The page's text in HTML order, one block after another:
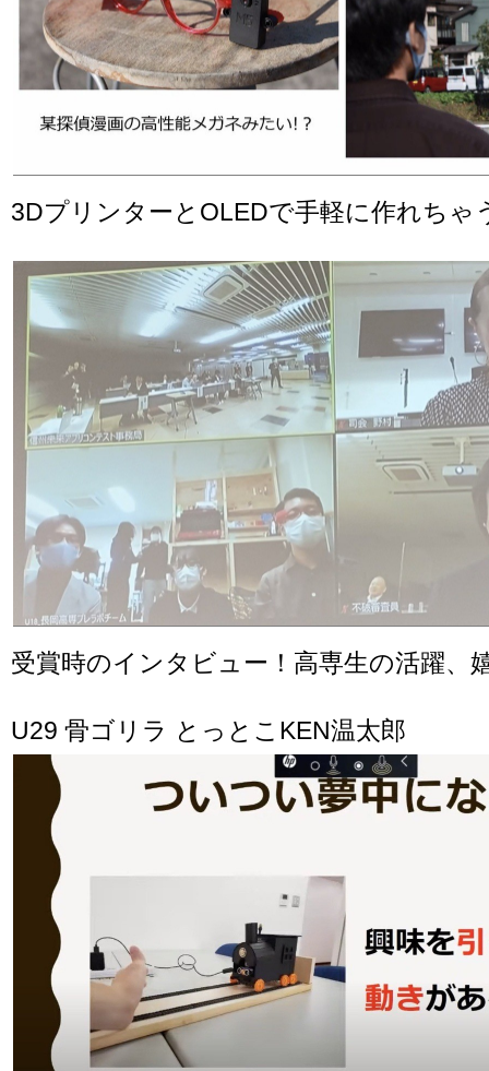
3DプリンターとOLEDで手軽に作れちゃ
受賞時のインタビュー！高専生の活躍、
U29 骨ゴリラ とっとこKEN温太郎